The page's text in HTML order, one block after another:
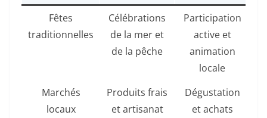
Fêtes
traditionnelles
Célébrations
de la mer et
de la pêche
Participation
active et
animation
locale
Marchés
locaux
Produits frais
et artisanat
Dégustation
et achats